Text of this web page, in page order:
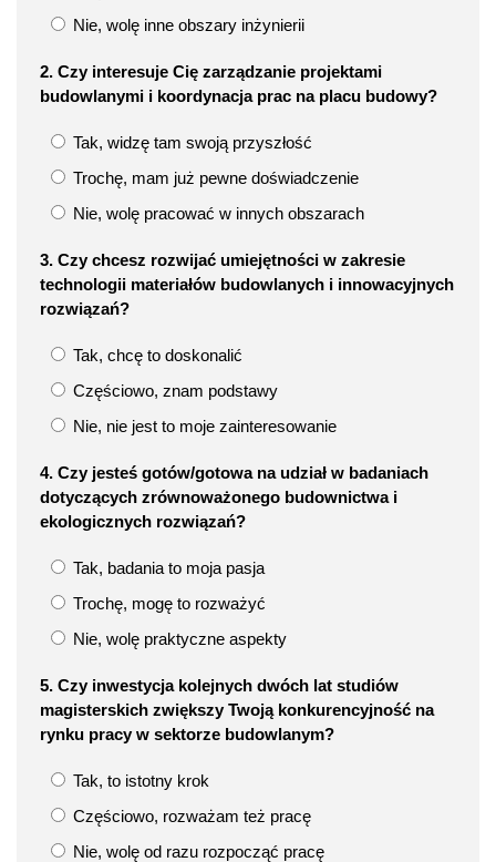
Nie, wolę inne obszary inżynierii
2. Czy interesuje Cię zarządzanie projektami
budowlanymi i koordynacja prac na placu budowy?
Tak, widzę tam swoją przyszłość
Trochę, mam już pewne doświadczenie
Nie, wolę pracować w innych obszarach
3. Czy chcesz rozwijać umiejętności w zakresie
technologii materiałów budowlanych i innowacyjnych
rozwiązań?
Tak, chcę to doskonalić
Częściowo, znam podstawy
Nie, nie jest to moje zainteresowanie
4. Czy jesteś gotów/gotowa na udział w badaniach
dotyczących zrównoważonego budownictwa i
ekologicznych rozwiązań?
Tak, badania to moja pasja
Trochę, mogę to rozważyć
Nie, wolę praktyczne aspekty
5. Czy inwestycja kolejnych dwóch lat studiów
magisterskich zwiększy Twoją konkurencyjność na
rynku pracy w sektorze budowlanym?
Tak, to istotny krok
Częściowo, rozważam też pracę
Nie, wolę od razu rozpocząć pracę